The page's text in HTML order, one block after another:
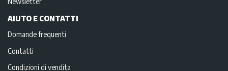
AIUTO E CONTATTI
Domande frequenti
Contatti
Condizioni di vendita